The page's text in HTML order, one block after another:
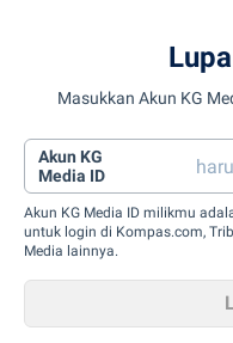
Masukkan Akun KG
Akun KG
Media ID
Akun KG Media ID milikmu
untuk login di Kompas.com,
Media lainnya.